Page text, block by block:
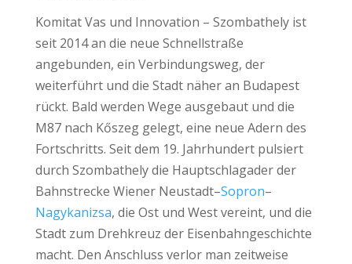
Komitat Vas und Innovation – Szombathely ist
seit 2014 an die neue Schnellstraße
angebunden, ein Verbindungsweg, der
weiterführt und die Stadt näher an Budapest
rückt. Bald werden Wege ausgebaut und die
M87 nach Kőszeg gelegt, eine neue Adern des
Fortschritts. Seit dem 19. Jahrhundert pulsiert
durch Szombathely die Hauptschlagader der
Bahnstrecke Wiener Neustadt–Sopron–
Nagykanizsa, die Ost und West vereint, und die
Stadt zum Drehkreuz der Eisenbahngeschichte
macht. Den Anschluss verlor man zeitweise